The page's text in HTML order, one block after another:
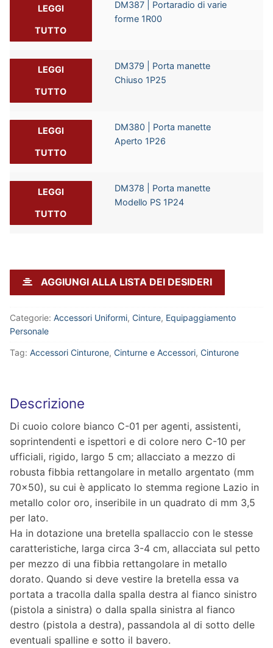
LEGGI
TUTTO
DM387 | Portaradio di varie
forme 1R00
LEGGI
TUTTO
DM379 | Porta manette
Chiuso 1P25
LEGGI
TUTTO
DM380 | Porta manette
Aperto 1P26
LEGGI
TUTTO
DM378 | Porta manette
Modello PS 1P24
AGGIUNGI ALLA LISTA DEI DESIDERI
Categorie: Accessori Uniformi, Cinture, Equipaggiamento
Personale
Tag: Accessori Cinturone, Cinturne e Accessori, Cinturone
Descrizione
Di cuoio colore bianco C-01 per agenti, assistenti,
soprintendenti e ispettori e di colore nero C-10 per
ufficiali, rigido, largo 5 cm; allacciato a mezzo di
robusta fibbia rettangolare in metallo argentato (mm
70×50), su cui è applicato lo stemma regione Lazio in
metallo color oro, inseribile in un quadrato di mm 3,5
per lato.
Ha in dotazione una bretella spallaccio con le stesse
caratteristiche, larga circa 3-4 cm, allacciata sul petto
per mezzo di una fibbia rettangolare in metallo
dorato. Quando si deve vestire la bretella essa va
portata a tracolla dalla spalla destra al fianco sinistro
(pistola a sinistra) o dalla spalla sinistra al fianco
destro (pistola a destra), passandola al di sotto delle
eventuali spalline e sotto il bavero.